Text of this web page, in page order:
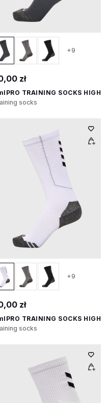
+9
zł
TRAINING SOCKS HIGH
socks
+9
zł
TRAINING SOCKS HIGH
socks